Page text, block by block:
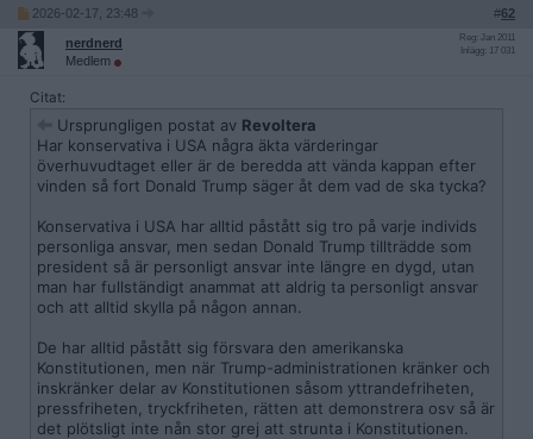
2026-02-17, 23:48 #62
nerdnerd
Medlem
Reg: Jan 2011
Inlägg: 17 031
Citat:
Ursprungligen postat av Revoltera
Har konservativa i USA några äkta värderingar
överhuvudtaget eller är de beredda att vända kappan efter
vinden så fort Donald Trump säger åt dem vad de ska tycka?
Konservativa i USA har alltid påstått sig tro på varje individs
personliga ansvar, men sedan Donald Trump tillträdde som
president så är personligt ansvar inte längre en dygd, utan
man har fullständigt anammat att aldrig ta personligt ansvar
och att alltid skylla på någon annan.
De har alltid påstått sig försvara den amerikanska
Konstitutionen, men när Trump-administrationen kränker och
inskränker delar av Konstitutionen såsom yttrandefriheten,
pressfriheten, tryckfriheten, rätten att demonstrera osv så är
det plötsligt inte nån stor grej att strunta i Konstitutionen.